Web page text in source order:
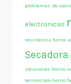
problemas de
electronicas
resistencia horno
Secadora
soluciones horno
termostato horno